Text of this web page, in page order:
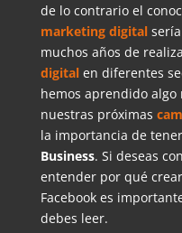
de lo contrario el
marketing digital
muchos años de
digitalen diferentes
hemos aprendido
nuestras próximas
la importancia de
Business. Si deseas
entender por qué
Facebook es
debes leer.